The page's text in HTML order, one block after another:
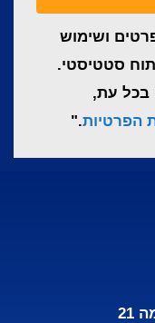
ושימוש
סטטיסטי.
בכל עת,
הפרטיות."